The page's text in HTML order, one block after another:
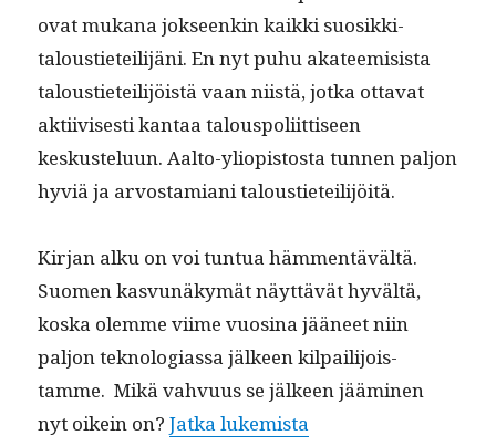
ovat mukana jok­seenkin kaik­ki suosikki­
talousti­eteil­i­jäni. En nyt puhu aka­teemi­sista
talousti­eteil­i­jöistä vaan niistä, jot­ka otta­vat
akti­ivis­es­ti kan­taa talous­poli­it­tiseen
keskustelu­un. Aal­to-yliopis­tos­ta tun­nen paljon
hyviä ja arvostami­ani taloustieteilijöitä.
Kir­jan alku on voi tun­tua häm­men­tävältä.
Suomen kasvunäkymät näyt­tävät hyvältä,
kos­ka olemme viime vuosi­na jääneet niin
paljon teknolo­gias­sa jäl­keen kil­pail­i­jois­
tamme. Mikä vahvu­us se jäl­keen jäämi­nen
nyt oikein on?Jat­ka lukemista